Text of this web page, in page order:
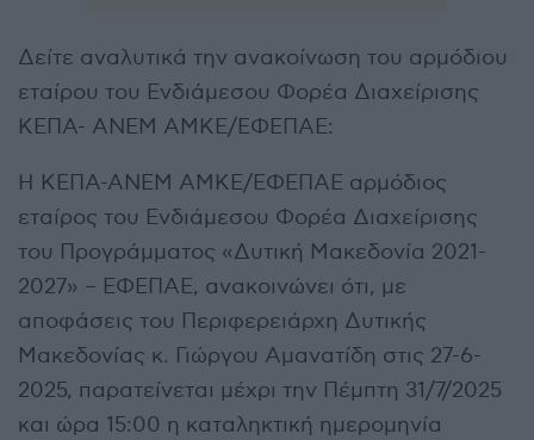
Δείτε αναλυτικά την ανακοίνωση του αρμόδιου
εταίρου του Ενδιάμεσου Φορέα Διαχείρισης
ΚΕΠΑ- ΑΝΕΜ ΑΜΚΕ/ΕΦΕΠΑΕ:
Η ΚΕΠΑ-ΑΝΕΜ ΑΜΚΕ/ΕΦΕΠΑΕ αρμόδιος
εταίρος του Ενδιάμεσου Φορέα Διαχείρισης
του Προγράμματος «Δυτική Μακεδονία 2021-
2027» – ΕΦΕΠΑΕ, ανακοινώνει ότι, με
αποφάσεις του Περιφερειάρχη Δυτικής
Μακεδονίας κ. Γιώργου Αμανατίδη στις 27-6-
2025, παρατείνεται μέχρι την Πέμπτη 31/7/2025
και ώρα 15:00 η καταληκτική ημερομηνία